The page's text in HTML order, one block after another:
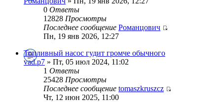
0 Ответы
12828 Просмотры
Последнее сообщение Романцович
Пн, 19 янв 2026, 12:27
Топливный насос гудит громче обычного
vad.p7 » Пт, 05 июл 2024, 11:02
1 Ответы
25428 Просмотры
Последнее сообщение tomaszkruszcz
Чт, 12 июн 2025, 11:00